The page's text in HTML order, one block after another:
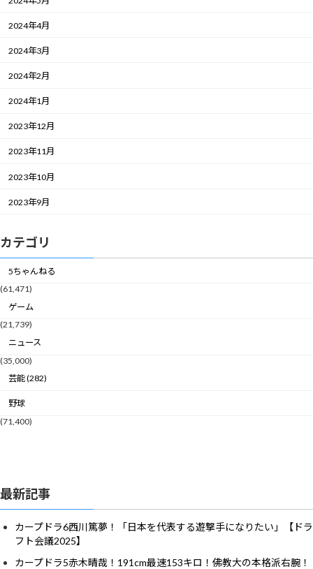
2024年4月
2024年3月
2024年2月
2024年1月
2023年12月
2023年11月
2023年10月
2023年9月
カテゴリ
5ちゃんねる
(61,471)
ゲーム
(21,739)
ニュース
(35,000)
芸能 (282)
野球
(71,400)
最新記事
カープドラ6西川篤夢！「日本を代表する遊撃手になりたい」【ドラ
フト会議2025】
カープドラ5赤木晴哉！191cm最速153キロ！佛教大の本格派右腕！